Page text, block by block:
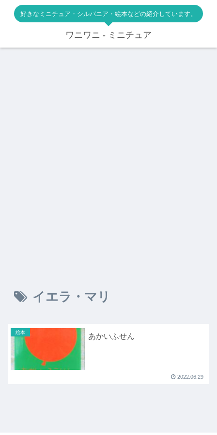
好きなミニチュア・シルバニア・絵本などの紹介しています。
ワニワニ - ミニチュア
イエラ・マリ
絵本 あかいふせん
2022.06.29